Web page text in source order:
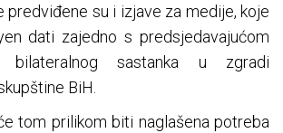
predviđene su i izjave za medije, koje
dati zajedno s predsjedavajućom
bilateralnog sastanka u zgradi
BiH.
tom prilikom biti naglašena potreba